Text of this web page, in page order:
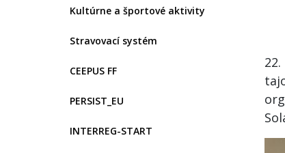
Kultúrne a športové aktivity
Stravovací systém
CEEPUS FF
PERSIST_EU
INTERREG-START